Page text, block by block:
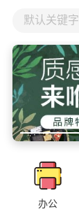
默认关键字
办公